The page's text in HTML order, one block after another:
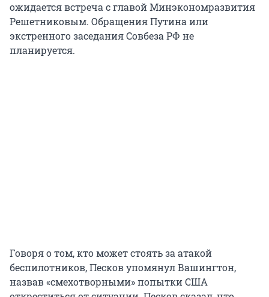
ожидается встреча с главой Минэкономразвития
Решетниковым. Обращения Путина или
экстренного заседания Совбеза РФ не
планируется.
Говоря о том, кто может стоять за атакой
беспилотников, Песков упомянул Вашингтон,
назвав «смехотворными» попытки США